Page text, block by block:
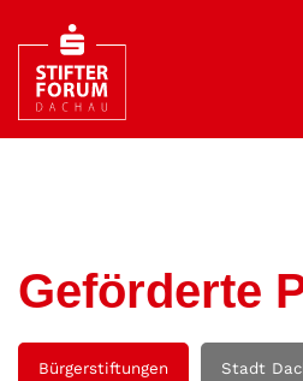
Geförderte
Bürgerstiftungen Stadt